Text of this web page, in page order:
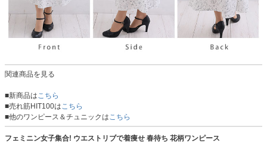
関連商品を見る
■新商品はこちら
■売れ筋HIT100はこちら
■他のワンピース＆チュニックはこちら
フェミニン女子集合! ウエストリブで着痩せ 春待ち 花柄ワンピース